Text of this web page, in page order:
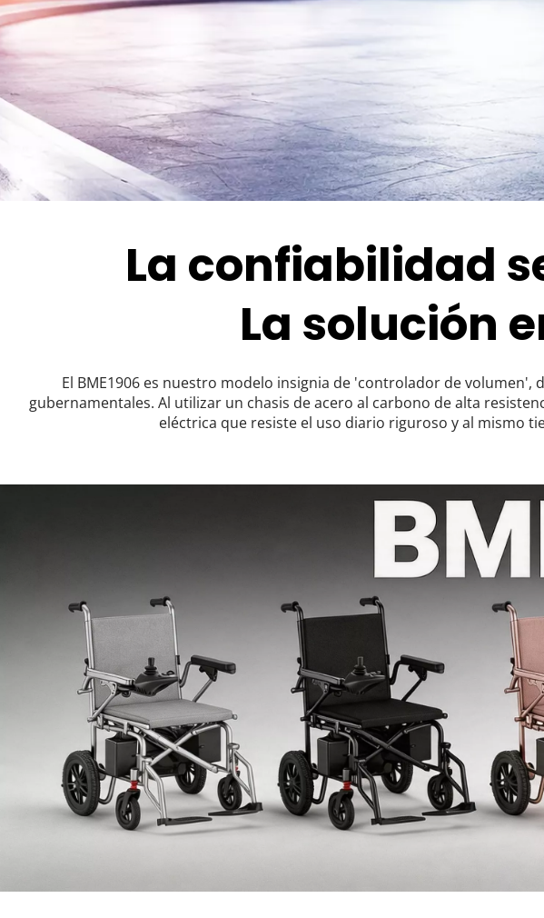
La confiabilidad
La solución
El BME1906 es nuestro modelo insignia de 'controlador de
gubernamentales. Al utilizar un chasis de acero al carbono de alta
eléctrica que resiste el uso diario riguroso y al mismo